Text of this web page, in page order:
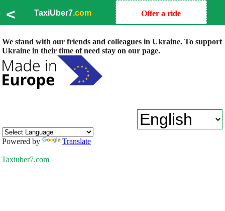
< TaxiUber7.com Offer a ride
We stand with our friends and colleagues in Ukraine. To support
Ukraine in their time of need stay on our page.
Powered by Translate
Taxiuber7.com